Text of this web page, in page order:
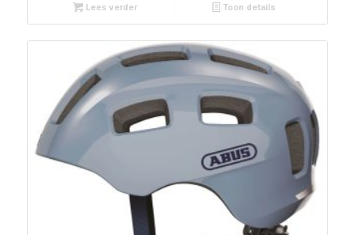
Lees verder Toon details